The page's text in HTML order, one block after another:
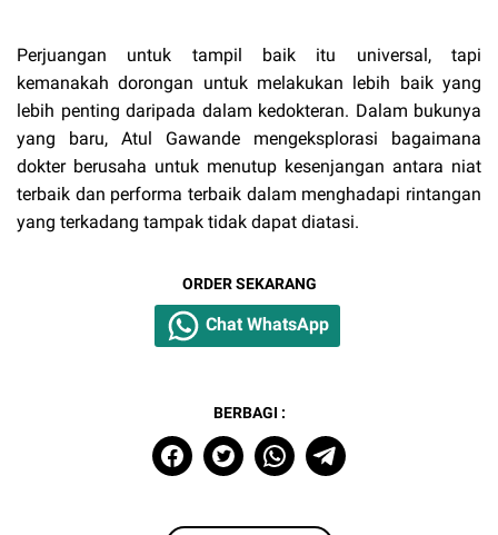
Perjuangan untuk tampil baik itu universal, tapi
kemanakah dorongan untuk melakukan lebih baik yang
lebih penting daripada dalam kedokteran. Dalam bukunya
yang baru, Atul Gawande mengeksplorasi bagaimana
dokter berusaha untuk menutup kesenjangan antara niat
terbaik dan performa terbaik dalam menghadapi rintangan
yang terkadang tampak tidak dapat diatasi.
ORDER SEKARANG
Chat WhatsApp
BERBAGI :